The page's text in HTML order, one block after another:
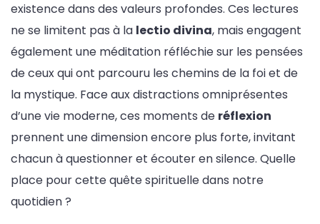
existence dans des valeurs profondes. Ces lectures
ne se limitent pas à la lectio divina, mais engagent
également une méditation réfléchie sur les pensées
de ceux qui ont parcouru les chemins de la foi et de
la mystique. Face aux distractions omniprésentes
d’une vie moderne, ces moments de réflexion
prennent une dimension encore plus forte, invitant
chacun à questionner et écouter en silence. Quelle
place pour cette quête spirituelle dans notre
quotidien ?